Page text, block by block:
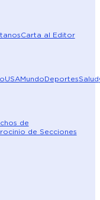
Carta al Editor
USAMundoDeportesSalud
de
de Secciones